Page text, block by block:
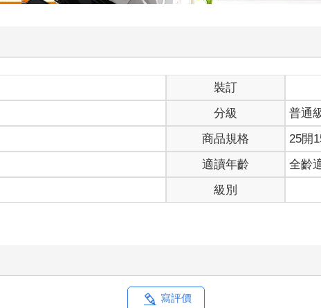
裝訂
分級
普通
商品規格
25開
適讀年齡
全齡
級別
寫評價